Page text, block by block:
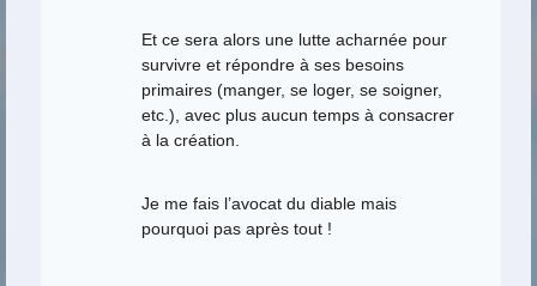
Et ce sera alors une lutte acharnée pour
survivre et répondre à ses besoins
primaires (manger, se loger, se soigner,
etc.), avec plus aucun temps à consacrer
à la création.
Je me fais l’avocat du diable mais
pourquoi pas après tout !